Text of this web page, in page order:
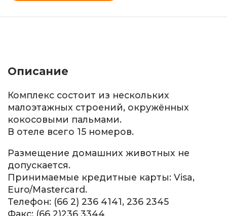
Описание
Комплекс состоит из нескольких
малоэтажных строений, окружённых
кокосовыми пальмами.
В отеле всего 15 номеров.
Размещение домашних животных не
допускается.
Принимаемые кредитные карты: Visa,
Euro/Mastercard.
Телефон: (66 2) 236 4141, 236 2345
Факс: (66 2)236 3344